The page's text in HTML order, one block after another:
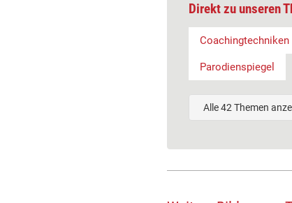
Direkt zu unseren
Coachingtechniken
Parodienspiegel
Alle 42 Themen